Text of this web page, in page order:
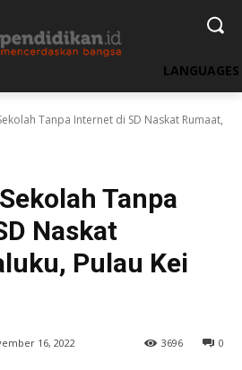
LANGUAGES
Tanpa Internet di SD Naskat Rumaat,
Tanpa
Naskat
Pulau Kei
16, 2022 0
3696